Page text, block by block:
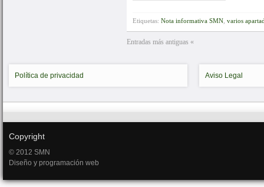
Etiquetas: Nota informativa SMN varios
Entradas más antiguas «
Política de privacidad Aviso Legal
Copyright
© 2012 SMN
Diseño y programación web